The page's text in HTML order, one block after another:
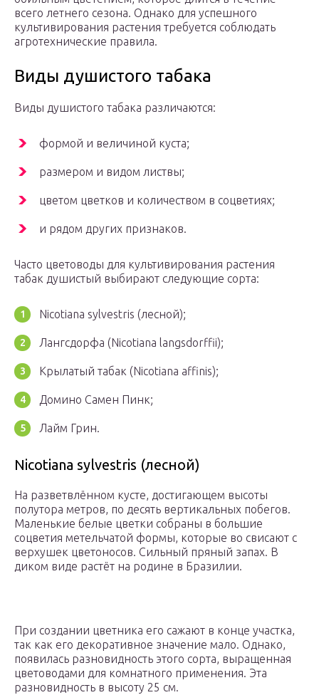
всего летнего сезона. Однако для успешного
культивирования растения требуется соблюдать
агротехнические правила.
Виды душистого табака
Виды душистого табака различаются:
формой и величиной куста;
размером и видом листвы;
цветом цветков и количеством в соцветиях;
и рядом других признаков.
Часто цветоводы для культивирования растения
табак душистый выбирают следующие сорта:
Nicotiana sylvestris (лесной);
Лангсдорфа (Nicotiana langsdorffii);
Крылатый табак (Nicotiana affinis);
Домино Самен Пинк;
Лайм Грин.
Nicotiana sylvestris (лесной)
На разветвлённом кусте, достигающем высоты
полутора метров, по десять вертикальных побегов.
Маленькие белые цветки собраны в большие
соцветия метельчатой формы, которые во свисают с
верхушек цветоносов. Сильный пряный запах. В
диком виде растёт на родине в Бразилии.
При создании цветника его сажают в конце участка,
так как его декоративное значение мало. Однако,
появилась разновидность этого сорта, выращенная
цветоводами для комнатного применения. Эта
разновидность в высоту 25 см.